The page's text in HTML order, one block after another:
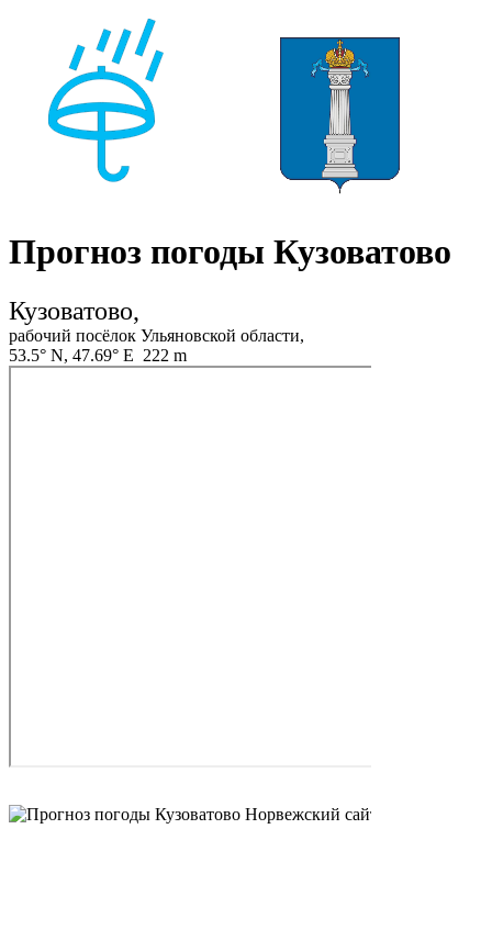
Прогноз погоды Кузоватово
Кузоватово,
рабочий посёлок Ульяновской области,
53.5° N, 47.69° E 222 m